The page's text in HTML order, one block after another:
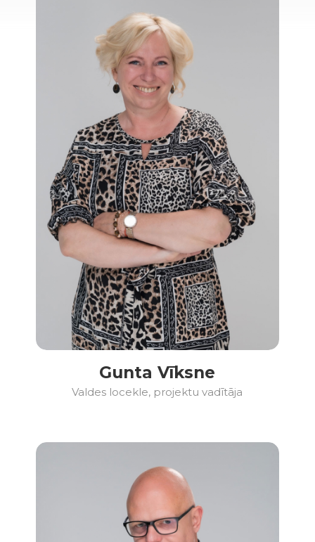
Gunta Vīksne
Valdes locekle, projektu vadītāja